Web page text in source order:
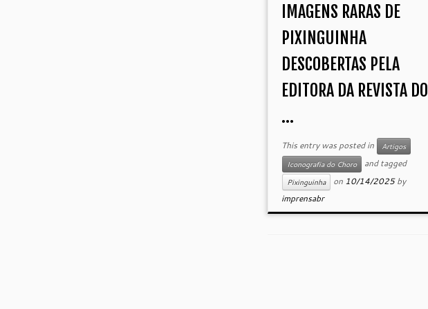
IMAGENS RARAS DE
PIXINGUINHA
DESCOBERTAS PELA
EDITORA DA REVISTA DO
...
This entry was posted in
Artigos
Iconografia do Choro
and tagged
Pixinguinha on 10/14/2025 by
imprensabr